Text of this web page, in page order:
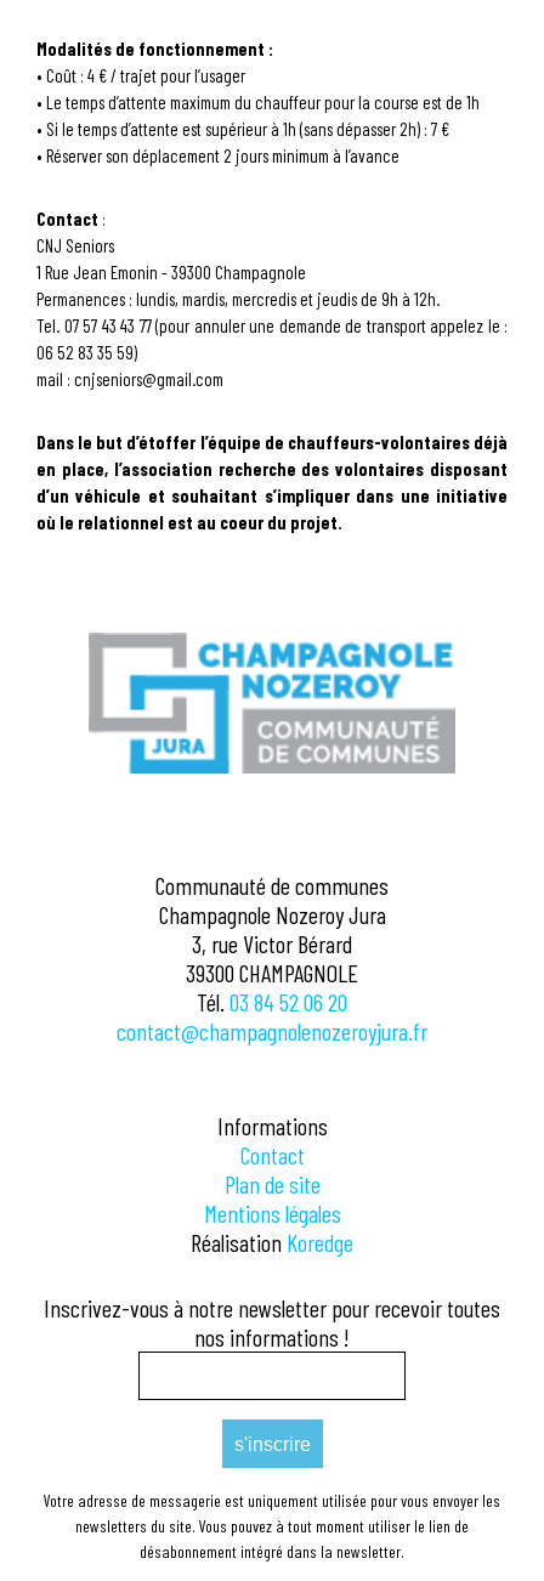
Modalités de fonctionnement :
• Coût : 4 € / trajet pour l’usager
• Le temps d’attente maximum du chauffeur pour la course est de 1h
• Si le temps d’attente est supérieur à 1h (sans dépasser 2h) : 7 €
• Réserver son déplacement 2 jours minimum à l’avance
Contact :
CNJ Seniors
1 Rue Jean Emonin - 39300 Champagnole
Permanences : lundis, mardis, mercredis et jeudis de 9h à 12h.
Tel. 07 57 43 43 77 (pour annuler une demande de transport appelez le :
06 52 83 35 59)
mail : cnjseniors@gmail.com
Dans le but d’étoffer l’équipe de chauffeurs-volontaires déjà
en place, l’association recherche des volontaires disposant
d’un véhicule et souhaitant s’impliquer dans une initiative
où le relationnel est au coeur du projet.
Communauté de communes
Champagnole Nozeroy Jura
3, rue Victor Bérard
39300 CHAMPAGNOLE
Tél. 03 84 52 06 20
contact@champagnolenozeroyjura.fr
Informations
Contact
Plan de site
Mentions légales
Réalisation Koredge
Inscrivez-vous à notre newsletter pour recevoir toutes
nos informations !
Votre adresse de messagerie est uniquement utilisée pour vous envoyer les
newsletters du site. Vous pouvez à tout moment utiliser le lien de
désabonnement intégré dans la newsletter.